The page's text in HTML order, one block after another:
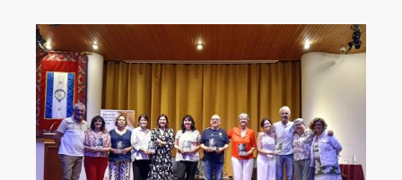
ayuda
a
la
navegación
Image